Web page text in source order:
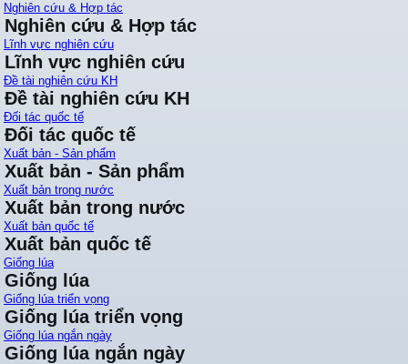
Nghiên cứu & Hợp tác
Nghiên cứu & Hợp tác
Lĩnh vực nghiên cứu
Lĩnh vực nghiên cứu
Đề tài nghiên cứu KH
Đề tài nghiên cứu KH
Đối tác quốc tế
Đối tác quốc tế
Xuất bản - Sản phẩm
Xuất bản - Sản phẩm
Xuất bản trong nước
Xuất bản trong nước
Xuất bản quốc tế
Xuất bản quốc tế
Giống lúa
Giống lúa
Giống lúa triển vọng
Giống lúa triển vọng
Giống lúa ngắn ngày
Giống lúa ngắn ngày